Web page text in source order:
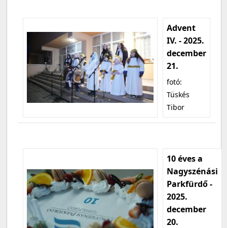
Advent
IV. - 2025.
december
21.
fotó:
Tüskés
Tibor
10 éves a
Nagyszénási
Parkfürdő -
2025.
december
20.